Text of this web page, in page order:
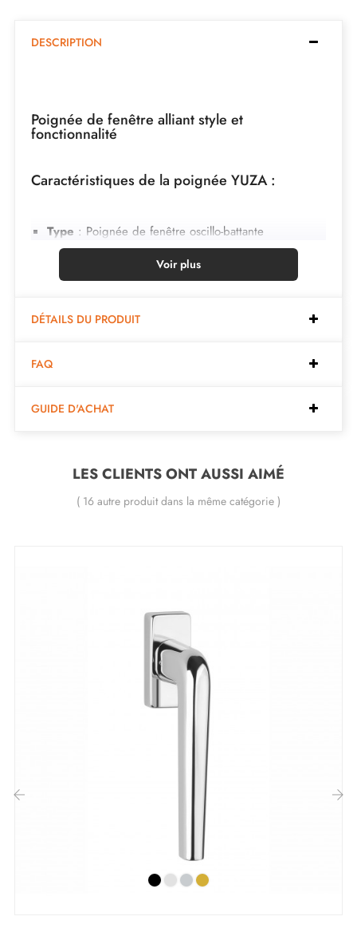
DESCRIPTION
Poignée de fenêtre alliant style et
fonctionnalité
Caractéristiques de la poignée YUZA :
Type : Poignée de fenêtre oscillo-battante
Finition
Épaisseur de la rosace: 12 mm
Poids net: 0,498 kg
Fabriquée en aluminium
Inclus dans le kit :
chrome mat
se distingue par sa
finition douce et raffinée, offrant une élégance
discrète et contemporaine. Sa couleur subtile s'intègre
facilement dans divers styles de décoration tout en
garantissant une prise en main confortable grâce à son
Retrouvez notre collection de poignées de fenêtres
Voir plus
DÉTAILS DU PRODUIT
FAQ
GUIDE D'ACHAT
LES CLIENTS ONT AUSSI AIMÉ
( 16 autre produit dans la même catégorie )